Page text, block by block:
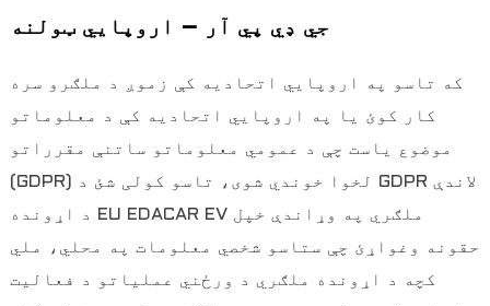
جي ډي پي آر – اروپايي ټولنه
که تاسو په اروپايي اتحادیه کې زموږ د ملګرو سره
کار کوئ یا په اروپايي اتحادیه کې د معلوماتو
موضوع یاست چې د عمومي معلوماتو ساتنې مقرراتو
(GDPR) لخوا خوندي شوی، تاسو کولی شئ د GDPR لاندې
د اړونده EU EDACAR EV ملګري په وړاندې خپل
حقونه وغواړئ چې ستاسو شخصي معلومات په محلي، ملي
کچه د اړونده ملګري د ورځني عملیاتو د فعالیت